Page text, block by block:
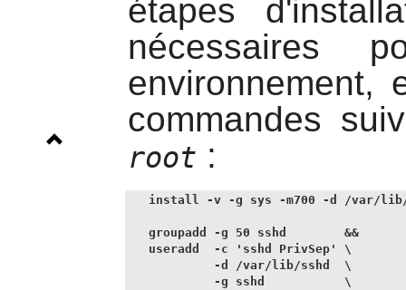
étapes
nécessaires
environnement,
commandes
root :
install -v -g sys -m700 -d /var/lib/
groupadd -g 50 sshd        &&
useradd  -c 'sshd PrivSep' \
         -d /var/lib/sshd  \
         -g sshd           \